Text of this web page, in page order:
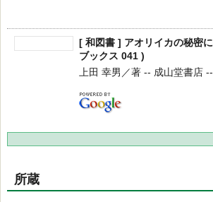
[ 和図書 ] アオリイカの秘密
ブックス 041 )
上田 幸男／著 -- 成山堂書店
所蔵